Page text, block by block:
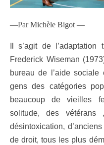
—Par Michèle Bigot —
Il s’agit de
Frederick Wiseman
bureau de l’aide
gens des catégories
beaucoup de vieilles
solitude, des
désintoxication,
de droit, tous les plus